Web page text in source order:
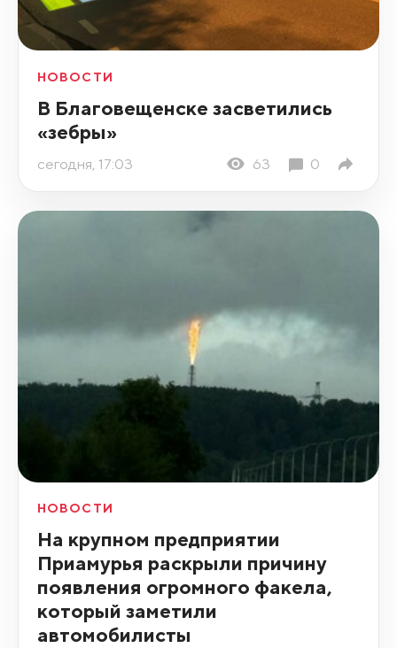
НОВОСТИ
В Благовещенске засветились
«зебры»
сегодня, 17:03 63 0
НОВОСТИ
На крупном предприятии
Приамурья раскрыли причину
появления огромного факела,
который заметили
автомобилисты